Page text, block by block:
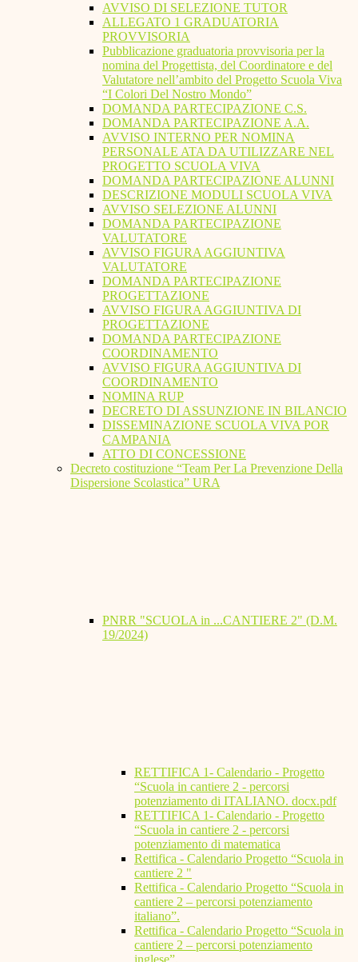
AVVISO DI SELEZIONE TUTOR
ALLEGATO 1 GRADUATORIA
PROVVISORIA
Pubblicazione graduatoria provvisoria per la
nomina del Progettista, del Coordinatore e del
Valutatore nell’ambito del Progetto Scuola Viva
“I Colori Del Nostro Mondo”
DOMANDA PARTECIPAZIONE C.S.
DOMANDA PARTECIPAZIONE A.A.
AVVISO INTERNO PER NOMINA
PERSONALE ATA DA UTILIZZARE NEL
PROGETTO SCUOLA VIVA
DOMANDA PARTECIPAZIONE ALUNNI
DESCRIZIONE MODULI SCUOLA VIVA
AVVISO SELEZIONE ALUNNI
DOMANDA PARTECIPAZIONE
VALUTATORE
AVVISO FIGURA AGGIUNTIVA
VALUTATORE
DOMANDA PARTECIPAZIONE
PROGETTAZIONE
AVVISO FIGURA AGGIUNTIVA DI
PROGETTAZIONE
DOMANDA PARTECIPAZIONE
COORDINAMENTO
AVVISO FIGURA AGGIUNTIVA DI
COORDINAMENTO
NOMINA RUP
DECRETO DI ASSUNZIONE IN BILANCIO
DISSEMINAZIONE SCUOLA VIVA POR
CAMPANIA
ATTO DI CONCESSIONE
Decreto costituzione “Team Per La Prevenzione Della
Dispersione Scolastica” URA
PNRR "SCUOLA in ...CANTIERE 2" (D.M.
19/2024)
RETTIFICA 1- Calendario - Progetto
“Scuola in cantiere 2 - percorsi
potenziamento di ITALIANO. docx.pdf
RETTIFICA 1- Calendario - Progetto
“Scuola in cantiere 2 - percorsi
potenziamento di matematica
Rettifica - Calendario Progetto “Scuola in
cantiere 2 "
Rettifica - Calendario Progetto “Scuola in
cantiere 2 – percorsi potenziamento
italiano”.
Rettifica - Calendario Progetto “Scuola in
cantiere 2 – percorsi potenziamento